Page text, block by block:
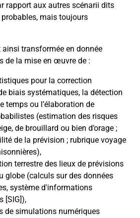
rapport aux autres scénarii dits
mais toujours
ainsi transformée en donnée
de la mise en œuvre de :
pour la correction
biais systématiques, la détection
temps ou l’élaboration de
(estimation des risques
de brouillard ou bien d’orage ;
de la prévision ; rubrique voyage
terrestre des lieux de prévisions
globe (calculs sur des données
système d'informations
[SIG]),
de simulations numériques